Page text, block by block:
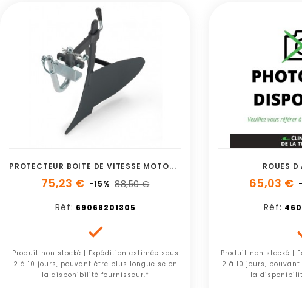
P
ROTECTEUR BOITE DE VITESSE MOTOBINEUSE AGS 100
75,23 € -15% 88,50 €
Réf: 69068201305

Produit non stocké | Expédition estimée sous
2 à 10 jours, pouvant être plus longue selon
la disponibilité fournisseur.*
ROUES
65,03 €
Réf:
Produit non stocké |
2 à 10 jours,
la